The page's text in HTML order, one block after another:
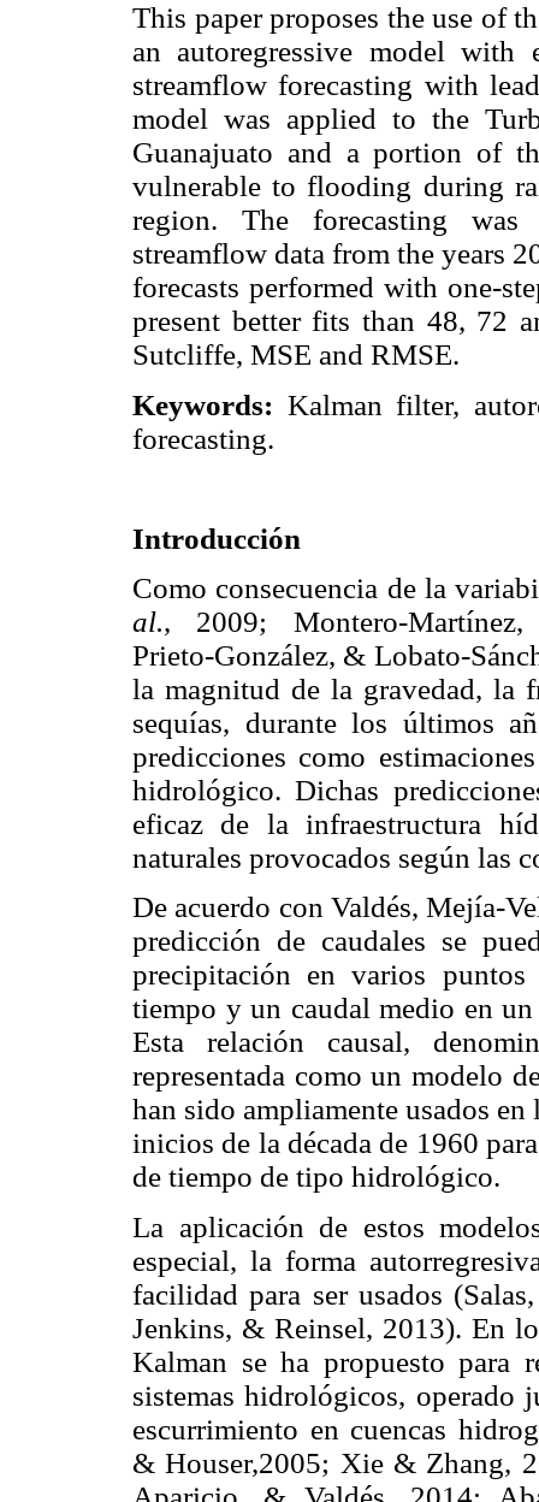
This paper proposes the use of
an autoregressive model
streamflow forecasting with
model was applied to the
Guanajuato and a portion of
vulnerable to flooding during
region. The forecasting
streamflow data from the years
forecasts performed with one-
present better fits than 48, 72
Sutcliffe, MSE and RMSE.
Keywords: Kalman filter,
forecasting.
Introducción
Como consecuencia de la
al., 2009; Montero-Martínez,
Prieto-González, & Lobato-
la magnitud de la gravedad, la
sequías, durante los últimos
predicciones como
hidrológico. Dichas
eficaz de la infraestructura
naturales provocados según las
De acuerdo con Valdés, Mejía-
predicción de caudales se
precipitación en varios
tiempo y un caudal medio en
Esta relación causal,
representada como un modelo
han sido ampliamente usados
inicios de la década de 1960
de tiempo de tipo hidrológico.
La aplicación de estos
especial, la forma
facilidad para ser usados
Jenkins, & Reinsel, 2013). En
Kalman se ha propuesto para
sistemas hidrológicos, operado
escurrimiento en cuencas
& Houser,2005; Xie & Zhang,